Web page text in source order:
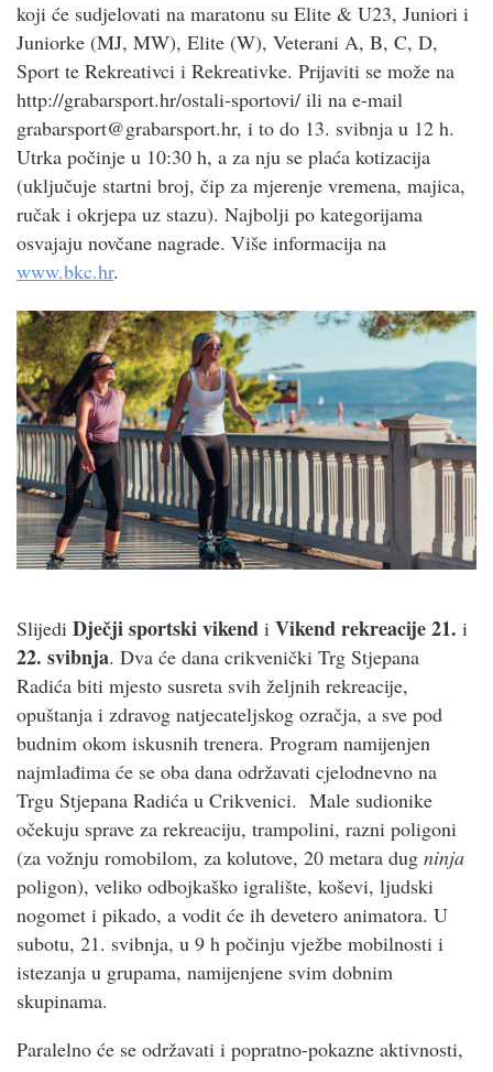
koji će sudjelovati na maratonu su Elite & U23, Juniori i
Juniorke (MJ, MW), Elite (W), Veterani A, B, C, D,
Sport te Rekreativci i Rekreativke. Prijaviti se može na
http://grabarsport.hr/ostali-sportovi/ ili na e-mail
grabarsport@grabarsport.hr, i to do 13. svibnja u 12 h.
Utrka počinje u 10:30 h, a za nju se plaća kotizacija
(uključuje startni broj, čip za mjerenje vremena, majica,
ručak i okrjepa uz stazu). Najbolji po kategorijama
osvajaju novčane nagrade. Više informacija na
www.bkc.hr.
Slijedi Dječji sportski vikend i Vikend rekreacije 21. i
22. svibnja. Dva će dana crikvenički Trg Stjepana
Radića biti mjesto susreta svih željnih rekreacije,
opuštanja i zdravog natjecateljskog ozračja, a sve pod
budnim okom iskusnih trenera. Program namijenjen
najmlađima će se oba dana održavati cjelodnevno na
Trgu Stjepana Radića u Crikvenici. Male sudionike
očekuju sprave za rekreaciju, trampolini, razni poligoni
(za vožnju romobilom, za kolutove, 20 metara dug ninja
poligon), veliko odbojkaško igralište, koševi, ljudski
nogomet i pikado, a vodit će ih devetero animatora. U
subotu, 21. svibnja, u 9 h počinju vježbe mobilnosti i
istezanja u grupama, namijenjene svim dobnim
skupinama.
Paralelno će se održavati i popratno-pokazne aktivnosti,